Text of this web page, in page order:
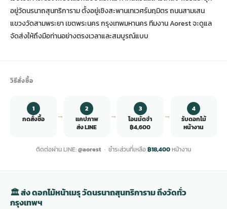
อยู่วัดนรนาถสุนทริการาม ตั้งอยู่เชิงสะพานเทเวศร์นฤมิตร ถนนสามเสน
แขวงวัดสามพระยา เขตพระนคร กรุงเทพมหานคร ทีมงาน Aorest จะดูแล
จัดส่งให้ถึงมือท่านอย่างตรงเวลาและสมบูรณ์แบบ
วิธีสั่งซื้อ
1
กดสั่งซื้อ
→
2
แคปภาพ
ส่ง LINE
→
3
โอนมัดจำ
฿4,600
→
4
รับดอกไม้
หน้างาน
ติดต่อผ่าน LINE:@aorest · ชำระส่วนที่เหลือ฿18,400หน้างาน
🏛 ส่ง ดอกไม้หน้าเมรุ วัดนรนาถสุนทริการาม ถึงวัดทั่ว
กรุงเทพฯ